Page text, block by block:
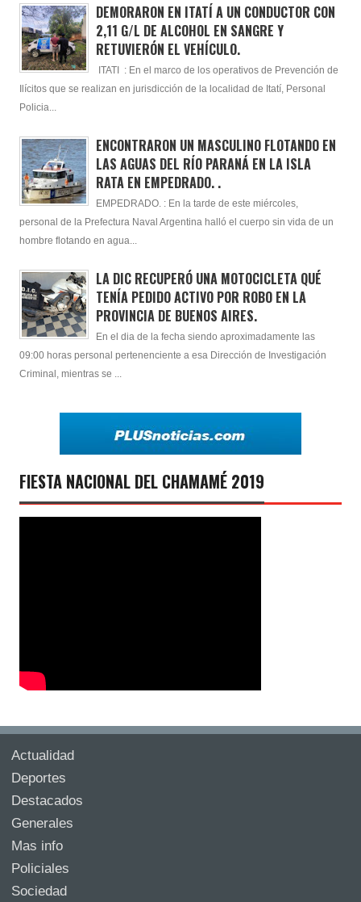
DEMORARON EN ITATÍ A UN CONDUCTOR CON
2,11 G/L DE ALCOHOL EN SANGRE Y
RETUVIERÓN EL VEHÍCULO.
ITATI : En el marco de los operativos de Prevención de
Ilícitos que se realizan en jurisdicción de la localidad de Itatí, Personal
Policia...
ENCONTRARON UN MASCULINO FLOTANDO EN
LAS AGUAS DEL RÍO PARANÁ EN LA ISLA
RATA EN EMPEDRADO. .
EMPEDRADO. : En la tarde de este miércoles,
personal de la Prefectura Naval Argentina halló el cuerpo sin vida de un
hombre flotando en agua...
LA DIC RECUPERÓ UNA MOTOCICLETA QUÉ
TENÍA PEDIDO ACTIVO POR ROBO EN LA
PROVINCIA DE BUENOS AIRES.
En el dia de la fecha siendo aproximadamente las
09:00 horas personal pertenenciente a esa Dirección de Investigación
Criminal, mientras se ...
FIESTA NACIONAL DEL CHAMAMÉ 2019
Actualidad
Deportes
Destacados
Generales
Mas info
Policiales
Sociedad